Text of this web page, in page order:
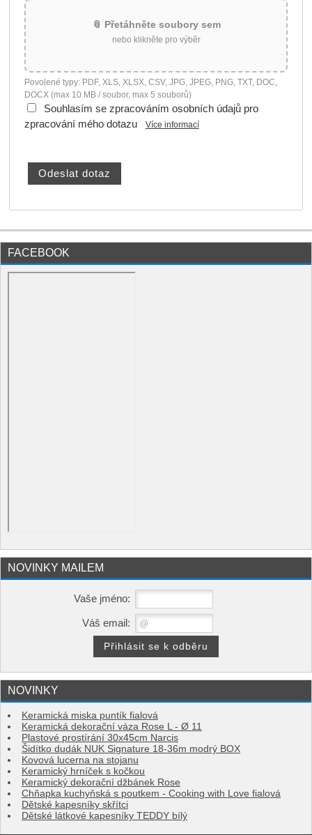
📎 Přetáhněte soubory sem
nebo klikněte pro výběr
Povolené typy: PDF, XLS, XLSX, CSV, JPG, JPEG, PNG, TXT, DOC,
DOCX (max 10 MB / soubor, max 5 souborů)
Souhlasím se zpracováním osobních údajů pro
zpracování mého dotazu
Více informací
FACEBOOK
NOVINKY MAILEM
Vaše jméno:
Váš email:
NOVINKY
Keramická miska puntík fialová
Keramická dekorační váza Rose L - Ø 11
Plastové prostírání 30x45cm Narcis
Šidítko dudák NUK Signature 18-36m modrý BOX
Kovová lucerna na stojanu
Keramický hrníček s kočkou
Keramický dekorační džbánek Rose
Chňapka kuchyňská s poutkem - Cooking with Love fialová
Dětské kapesníky skřítci
Dětské látkové kapesníky TEDDY bílý